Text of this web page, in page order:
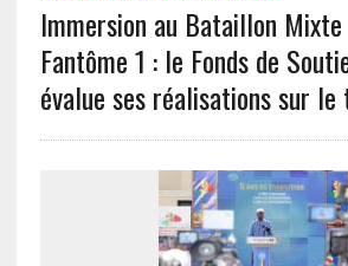
Immersion au Bataillon
Fantôme 1 : le Fonds de
évalue ses réalisations sur